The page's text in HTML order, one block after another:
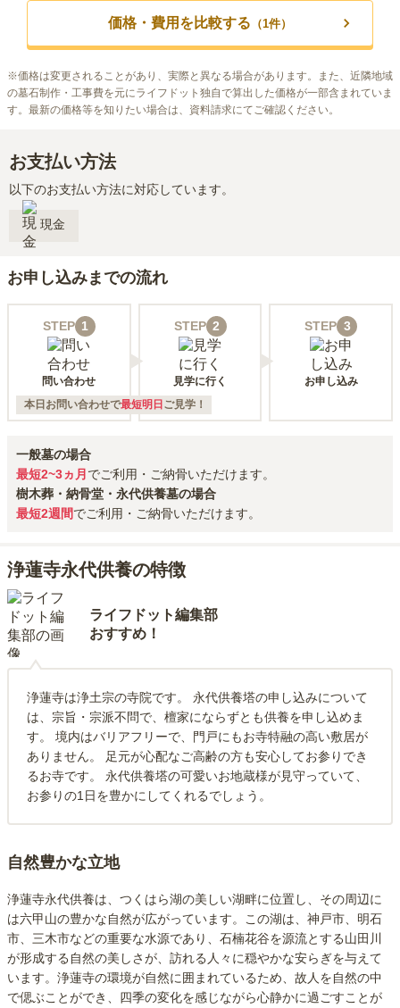
価格・費用を比較する （1件）
※価格は変更されることがあり、実際と異なる場合があります。また、近隣地域
の墓石制作・工事費を元にライフドット独自で算出した価格が一部含まれていま
す。最新の価格等を知りたい場合は、資料請求にてご確認ください。
お支払い方法
以下のお支払い方法に対応しています。
現金
お申し込みまでの流れ
STEP 1
問い合わせ
STEP 2
見学に行く
STEP 3
お申し込み
本日お問い合わせで最短明日 ご見学！
一般墓の場合
最短2~3ヵ月でご利用・ご納骨いただけます。
樹木葬・納骨堂・永代供養墓の場合
最短2週間でご利用・ご納骨いただけます。
浄蓮寺永代供養の特徴
ライフドット編集部
おすすめ！
浄蓮寺は浄土宗の寺院です。 永代供養塔の申し込みについて
は、宗旨・宗派不問で、檀家にならずとも供養を申し込めま
す。 境内はバリアフリーで、門戸にもお寺特融の高い敷居が
ありません。 足元が心配なご高齢の方も安心してお参りでき
るお寺です。 永代供養塔の可愛いお地蔵様が見守っていて、
お参りの1日を豊かにしてくれるでしょう。
自然豊かな立地
浄蓮寺永代供養は、つくはら湖の美しい湖畔に位置し、その周辺に
は六甲山の豊かな自然が広がっています。この湖は、神戸市、明石
市、三木市などの重要な水源であり、石楠花谷を源流とする山田川
が形成する自然の美しさが、訪れる人々に穏やかな安らぎを与えて
います。浄蓮寺の環境が自然に囲まれているため、故人を自然の中
で偲ぶことができ、四季の変化を感じながら心静かに過ごすことが